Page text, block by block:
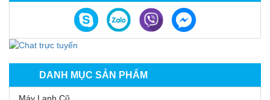
DANH MỤC SẢN PHẨM